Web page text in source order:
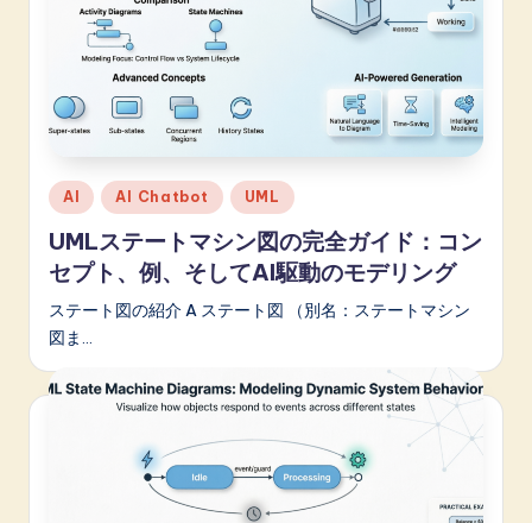
Posted
in
AI AI Chatbot UML
UMLステートマシン図の完全ガイド：コン
セプト、例、そしてAI駆動のモデリング
ステート図の紹介 A ステート図 （別名：ステートマシン
図ま…